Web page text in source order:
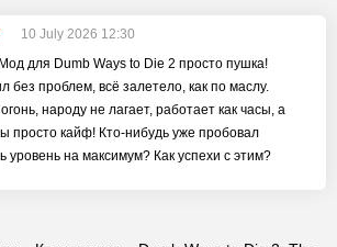
10 July 2026 12:30
для Dumb Ways to Die 2 просто пушка!
без проблем, всё залетело, как по маслу.
народу не лагает, работает как часы, а
просто кайф! Кто-нибудь уже пробовал
уровень на максимум? Как успехи с этим?